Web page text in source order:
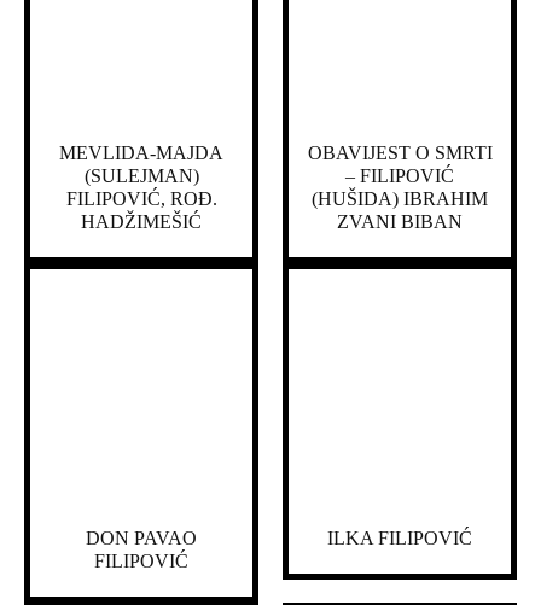
MEVLIDA-MAJDA
(SULEJMAN)
FILIPOVIĆ, ROĐ.
HADŽIMEŠIĆ
OBAVIJEST O SMRTI
– FILIPOVIĆ
(HUŠIDA) IBRAHIM
ZVANI BIBAN
DON PAVAO
FILIPOVIĆ
ILKA FILIPOVIĆ